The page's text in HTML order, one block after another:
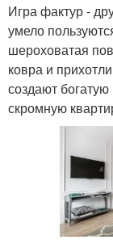
Игра фактур -
умело
шероховатая
ковра и
создают
скромную